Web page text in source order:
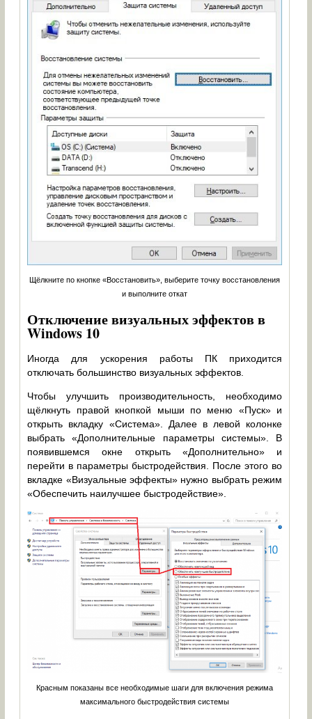
Щёлкните по кнопке «Восстановить», выберите точку восстановления
и выполните откат
Отключение визуальных эффектов в
Windows 10
Иногда для ускорения работы ПК приходится
отключать большинство визуальных эффектов.
Чтобы улучшить производительность, необходимо
щёлкнуть правой кнопкой мыши по меню «Пуск» и
открыть вкладку «Система». Далее в левой колонке
выбрать «Дополнительные параметры системы». В
появившемся окне открыть «Дополнительно» и
перейти в параметры быстродействия. После этого во
вкладке «Визуальные эффекты» нужно выбрать режим
«Обеспечить наилучшее быстродействие».
Красным показаны все необходимые шаги для включения режима
максимального быстродействия системы